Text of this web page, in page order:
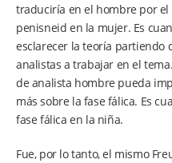
traduciría en el hombre por
penisneid en la mujer. Es
esclarecer la teoría partiendo
analistas a trabajar en el
de analista hombre pueda
más sobre la fase fálica. Es
fase fálica en la niña.
Fue, por lo tanto, el mismo